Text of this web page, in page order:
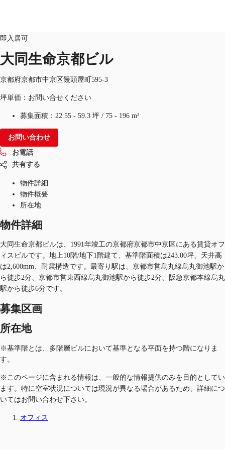
地図検索
記事
仲介会社様はこちらへ
JP
お電話 お問合せ
即入居可
大同生命京都ビル
京都府京都市中京区饅頭屋町595-3
坪単価：お問い合せください
募集面積： 22.55 - 59.3 坪 / 75 - 196 m²
お問い合わせ
お電話
共有する
物件詳細
物件概要
所在地
物件詳細
大同生命京都ビルは、1991年竣工の京都府京都市中京区にある賃貸オフ
ィスビルです。地上10階/地下1階建て、基準階面積は243.00坪、天井高
は2,600mm、耐震構造です。最寄り駅は、京都市営烏丸線烏丸御池駅か
ら徒歩2分、京都市営東西線烏丸御池駅から徒歩2分、阪急京都本線烏丸
駅から徒歩6分です。
募集区画
所在地
※基準階とは、多階層ビルにおいて基準となる平面を持つ階になりま
す。
※このページに含まれる情報は、一般的な情報提供のみを目的としてい
ます。特に空室状況については現況が異なる場合があるため、詳細につ
いてはお問い合わせ下さい。
オフィス